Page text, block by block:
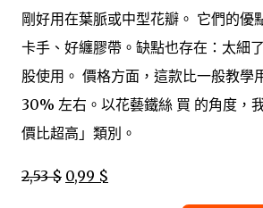
剛好用在葉脈或中型花瓣。 它們的優
卡手、好纏膠帶。缺點也存在：太細
股使用。 價格方面，這款比一般教學
30% 左右。以花藝鐵絲 買 的角度，
價比超高」類別。
2,53 $ 0,99 $